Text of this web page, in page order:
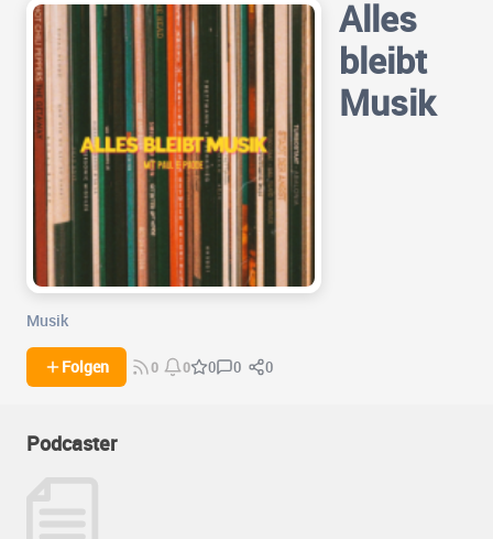
Alles
bleibt
Musik
Musik
Folgen 0 0 0 0 0
Podcaster